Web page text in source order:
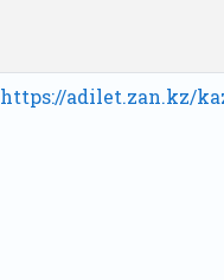
https://adilet.zan.kz/